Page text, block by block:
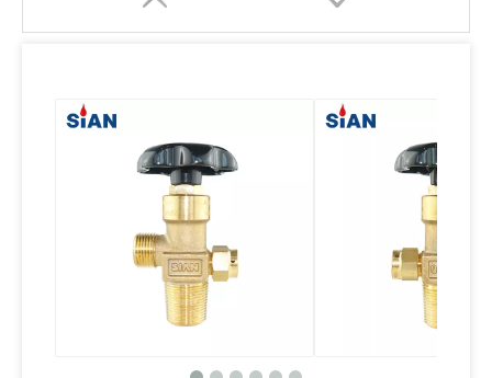
Katup Silinder Gas Keselamatan Tipe Koneksi Aksial Katup Silinder Gas Co2 Tipe Koneksi Aksial